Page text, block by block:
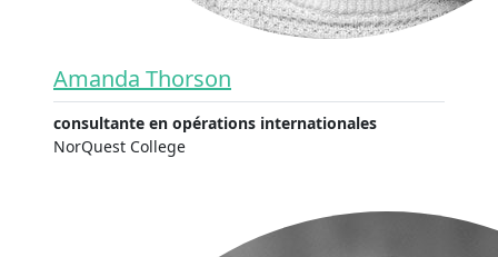
Amanda Thorson
consultante en opérations internationales
NorQuest College